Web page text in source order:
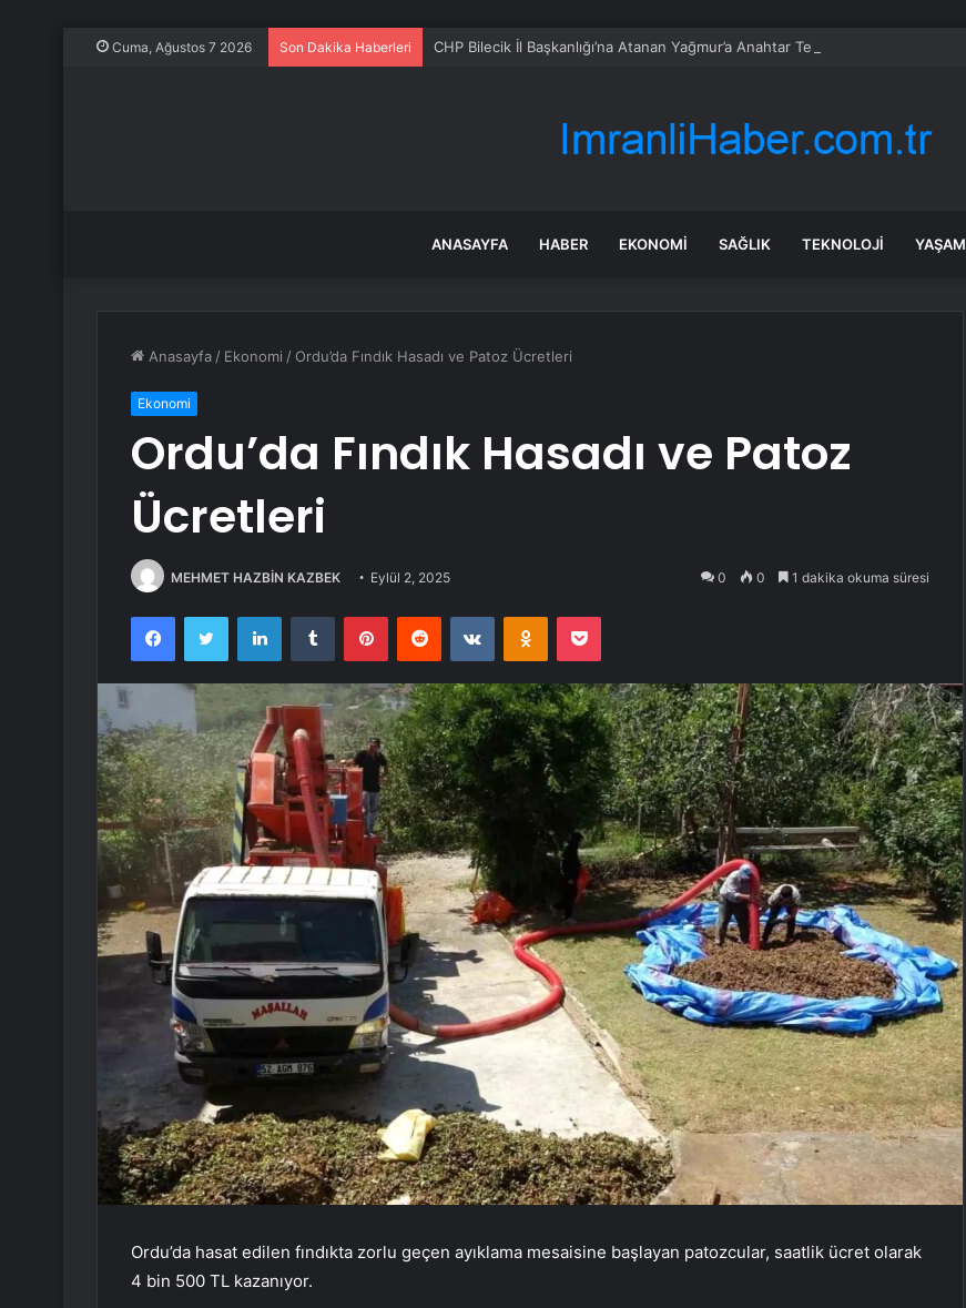
Cuma, Ağustos 7 2026 Son Dakika Haberleri CHP Bilecik İl Başkanlığı’na Atanan Yağmur’a Anahtar Teslim Edilmedi
ANASAYFA HABER EKONOMI SAĞLIK TEKNOLOJI YAŞAM
Anasayfa / Ekonomi / Ordu’da Fındık Hasadı ve Patoz Ücretleri
Ekonomi
Ordu’da Fındık Hasadı ve Patoz
Ücretleri
MEHMET HAZBİN KAZBEK Eylül 2, 2025 0 0 1 dakika okuma süresi
FacebookTwitter LinkedInTumblr PinterestReddit VKontakteOdnoklassniki
Pocket
Ordu’da hasat edilen fındıkta zorlu geçen ayıklama mesaisine başlayan patozcular, saatlik ücret olarak
4 bin 500 TL kazanıyor.